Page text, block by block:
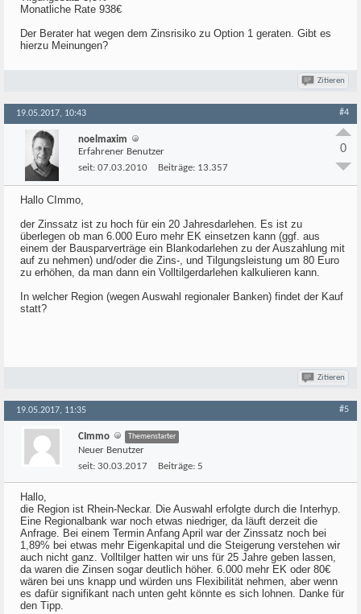
Monatliche Rate 938€
Der Berater hat wegen dem Zinsrisiko zu Option 1 geraten. Gibt es
hierzu Meinungen?
Zitieren
19.05.2017, 10:43 #4
noelmaxim
Erfahrener Benutzer
seit: 07.03.2010 Beiträge: 13.357
0
Hallo CImmo,
der Zinssatz ist zu hoch für ein 20 Jahresdarlehen. Es ist zu
überlegen ob man 6.000 Euro mehr EK einsetzen kann (ggf. aus
einem der Bausparverträge ein Blankodarlehen zu der Auszahlung mit
auf zu nehmen) und/oder die Zins-, und Tilgungsleistung um 80 Euro
zu erhöhen, da man dann ein Volltilgerdarlehen kalkulieren kann.
In welcher Region (wegen Auswahl regionaler Banken) findet der Kauf
statt?
Zitieren
19.05.2017, 11:35 #5
CImmo Themenstarter
Neuer Benutzer
seit: 30.03.2017 Beiträge: 5
Hallo,
die Region ist Rhein-Neckar. Die Auswahl erfolgte durch die Interhyp.
Eine Regionalbank war noch etwas niedriger, da läuft derzeit die
Anfrage. Bei einem Termin Anfang April war der Zinssatz noch bei
1,89% bei etwas mehr Eigenkapital und die Steigerung verstehen wir
auch nicht ganz. Volltilger hatten wir uns für 25 Jahre geben lassen,
da waren die Zinsen sogar deutlich höher. 6.000 mehr EK oder 80€
wären bei uns knapp und würden uns Flexibilität nehmen, aber wenn
es dafür signifikant nach unten geht könnte es sich lohnen. Danke für
den Tipp.